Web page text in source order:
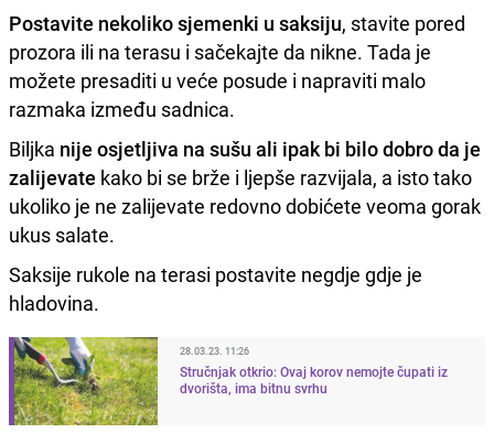
Postavite nekoliko sjemenki u saksiju, stavite pored
prozora ili na terasu i sačekajte da nikne. Tada je
možete presaditi u veće posude i napraviti malo
razmaka između sadnica.
Biljka nije osjetljiva na sušu ali ipak bi bilo dobro da je
zalijevate kako bi se brže i ljepše razvijala, a isto tako
ukoliko je ne zalijevate redovno dobićete veoma gorak
ukus salate.
Saksije rukole na terasi postavite negdje gdje je
hladovina.
28.03.23. 11:26
Stručnjak otkrio: Ovaj korov nemojte čupati iz
dvorišta, ima bitnu svrhu